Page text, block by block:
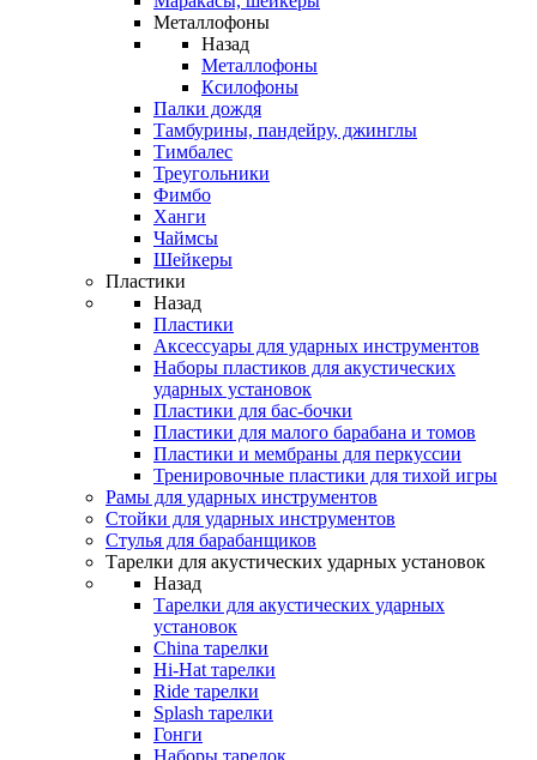
Металлофоны
Назад
Металлофоны
Ксилофоны
Палки дождя
Тамбурины, пандейру, джинглы
Тимбалес
Треугольники
Фимбо
Ханги
Чаймсы
Шейкеры
Пластики
Назад
Пластики
Аксессуары для ударных инструментов
Наборы пластиков для акустических
ударных установок
Пластики для бас-бочки
Пластики для малого барабана и томов
Пластики и мембраны для перкуссии
Тренировочные пластики для тихой игры
Рамы для ударных инструментов
Стойки для ударных инструментов
Стулья для барабанщиков
Тарелки для акустических ударных установок
Назад
Тарелки для акустических ударных
установок
China тарелки
Hi-Hat тарелки
Ride тарелки
Splash тарелки
Гонги
Наборы тарелок